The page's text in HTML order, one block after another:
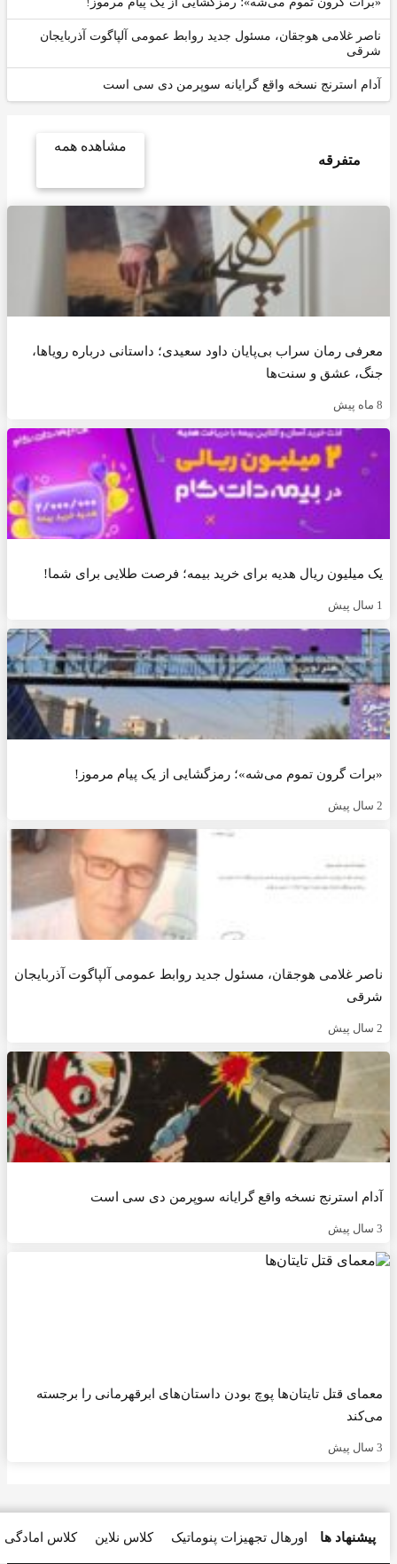
غلامی هوجقان، مسئول جدید روابط عمومی آلپاگوت آذربایجان
استرنج نسخه واقع گرایانه سوپرمن دی سی است
متفرقه
مشاهده همه
رمان سراب بی‌پایان داود سعیدی؛ داستانی درباره رویاها،
عشق و سنت‌ها
میلیون ریال هدیه برای خرید بیمه؛ فرصت طلایی برای شما!
گرون تموم می‌شه»؛ رمزگشایی از یک پیام مرموز!
غلامی هوجقان، مسئول جدید روابط عمومی آلپاگوت آذربایجان
استرنج نسخه واقع گرایانه سوپرمن دی سی است
قتل تایتان‌ها پوچ بودن داستان‌های ابرقهرمانی را برجسته
پیشنهاد ها کلاس امادگی کلاس نلاین اورهال تجهیزات پنوماتیک